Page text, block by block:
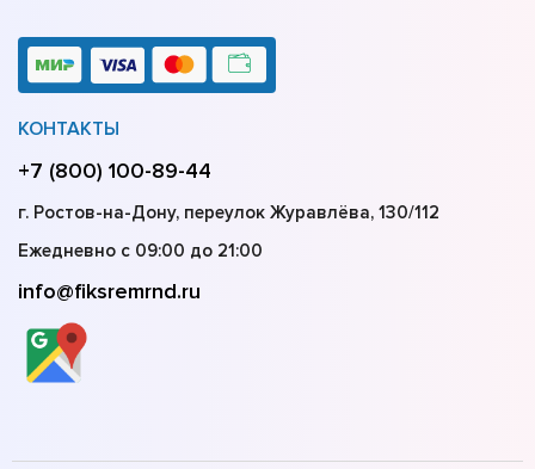
КОНТАКТЫ
+7 (800) 100-89-44
г. Ростов-на-Дону, переулок Журавлёва, 130/112
Ежедневно с 09:00 до 21:00
info@fiksremrnd.ru